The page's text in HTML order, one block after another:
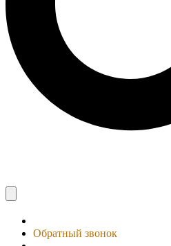
Обратный звонок